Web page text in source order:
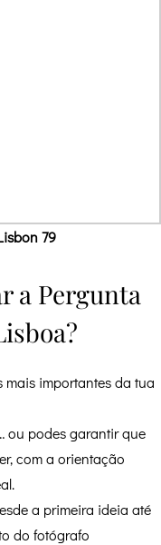
79
a Pergunta
mais importantes da tua
ou podes garantir que
com a orientação
a primeira ideia até
do fotógrafo